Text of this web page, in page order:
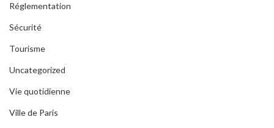
Réglementation
Sécurité
Tourisme
Uncategorized
Vie quotidienne
Ville de Paris